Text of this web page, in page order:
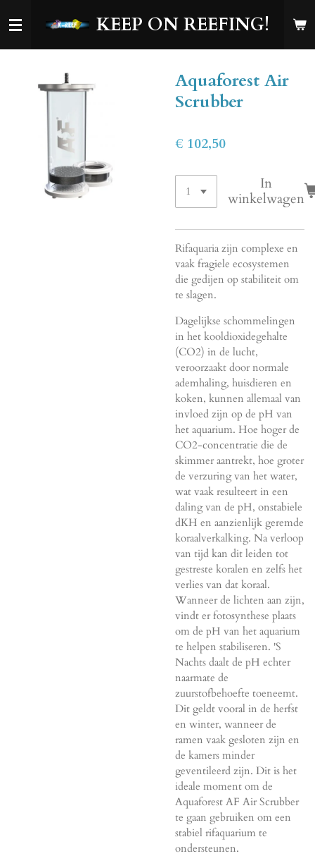
direct
hoofdinhoud
KEEP ON REEFING!
Aquaforest Air
Scrubber
€ 102,50
In
winkelwagen
Rifaquaria zijn complexe en
vaak fragiele ecosystemen
die gedijen op stabiliteit om
te slagen.
Dagelijkse schommelingen
in het kooldioxidegehalte
(CO2) in de lucht,
veroorzaakt door normale
ademhaling, huisdieren en
koken, kunnen allemaal van
invloed zijn op de pH van
het aquarium. Hoe hoger de
CO2-concentratie die de
skimmer aantrekt, hoe groter
de verzuring van het water,
wat vaak resulteert in een
daling van de pH, onstabiele
dKH en aanzienlijk geremde
koraalverkalking. Na verloop
van tijd kan dit leiden tot
gestreste koralen en zelfs het
verlies van dat koraal.
Wanneer de lichten aan zijn,
vindt er fotosynthese plaats
om de pH van het aquarium
te helpen stabiliseren. 'S
Nachts daalt de pH echter
naarmate de
zuurstofbehoefte toeneemt.
Dit geldt vooral in de herfst
en winter, wanneer de
ramen vaak gesloten zijn en
de kamers minder
geventileerd zijn. Dit is het
ideale moment om de
Aquaforest AF Air Scrubber
te gaan gebruiken om een ​​
stabiel rifaquarium te
ondersteunen.